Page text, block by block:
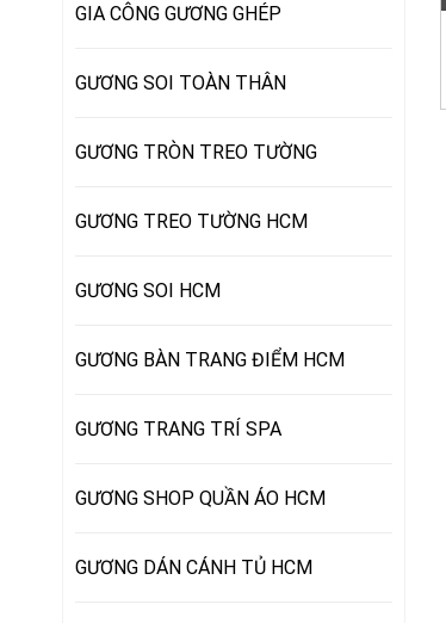
GIA CÔNG GƯƠNG GHÉP
GƯƠNG SOI TOÀN THÂN
GƯƠNG TRÒN TREO TƯỜNG
GƯƠNG TREO TƯỜNG HCM
GƯƠNG SOI HCM
GƯƠNG BÀN TRANG ĐIỂM HCM
GƯƠNG TRANG TRÍ SPA
GƯƠNG SHOP QUẦN ÁO HCM
GƯƠNG DÁN CÁNH TỦ HCM